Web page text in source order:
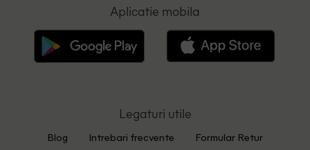
Aplicatie mobila
Legaturi utile
Blog Intrebari frecvente Formular Retur